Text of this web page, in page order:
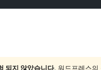
되지 않았습니다. 워드프레스의